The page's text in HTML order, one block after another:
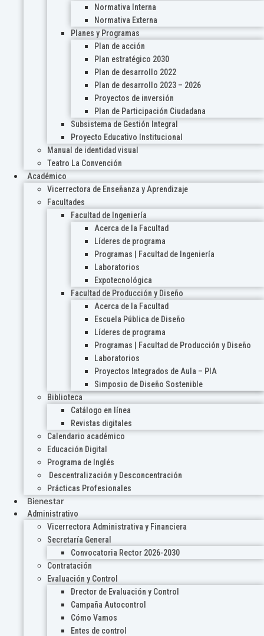
Normativa Interna
Normativa Externa
Planes y Programas
Plan de acción
Plan estratégico 2030
Plan de desarrollo 2022
Plan de desarrollo 2023 – 2026
Proyectos de inversión
Plan de Participación Ciudadana
Subsistema de Gestión Integral
Proyecto Educativo Institucional
Manual de identidad visual
Teatro La Convención
Académico
Vicerrectora de Enseñanza y Aprendizaje
Facultades
Facultad de Ingeniería
Acerca de la Facultad
Líderes de programa
Programas | Facultad de Ingeniería
Laboratorios
Expotecnológica
Facultad de Producción y Diseño
Acerca de la Facultad
Escuela Pública de Diseño
Líderes de programa
Programas | Facultad de Producción y Diseño
Laboratorios
Proyectos Integrados de Aula – PIA
Simposio de Diseño Sostenible
Biblioteca
Catálogo en línea
Revistas digitales
Calendario académico
Educación Digital
Programa de Inglés
Descentralización y Desconcentración
Prácticas Profesionales
Bienestar
Administrativo
Vicerrectora Administrativa y Financiera
Secretaría General
Convocatoria Rector 2026-2030
Contratación
Evaluación y Control
Drector de Evaluación y Control
Campaña Autocontrol
Cómo Vamos
Entes de control